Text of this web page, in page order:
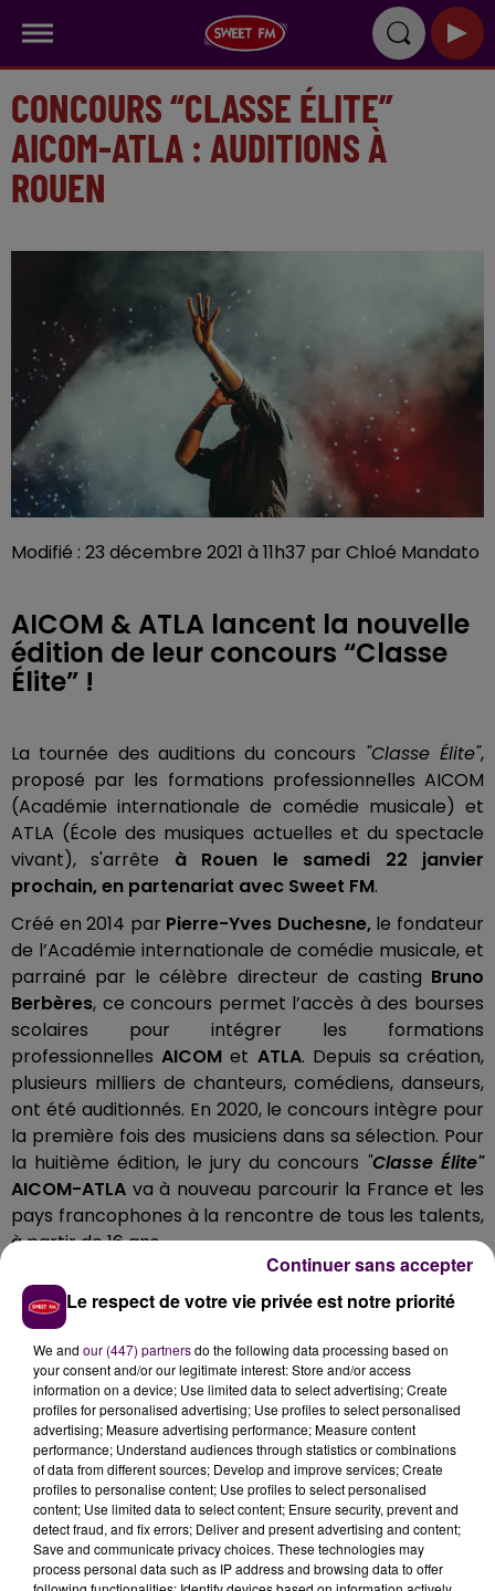
CONCOURS “CLASSE ÉLITE”
AICOM-ATLA : AUDITIONS À
ROUEN
Modifié : 23 décembre 2021 à 11h37 par Chloé Mandato
AICOM & ATLA lancent la nouvelle
édition de leur concours “Classe
Élite” !
La tournée des auditions du concours "Classe Élite",
proposé par les formations professionnelles AICOM
(Académie internationale de comédie musicale) et
ATLA (École des musiques actuelles et du spectacle
vivant), s'arrête à Rouen le samedi 22 janvier
prochain, en partenariat avec Sweet FM.
Créé en 2014 par Pierre-Yves Duchesne, le fondateur
de l’Académie internationale de comédie musicale, et
parrainé par le célèbre directeur de casting Bruno
Berbères, ce concours permet l’accès à des bourses
scolaires pour intégrer les formations
professionnellesAICOMet ATLA. Depuis sa création,
plusieurs milliers de chanteurs, comédiens, danseurs,
ont été auditionnés. En 2020, le concours intègre pour
la première fois des musiciens dans sa sélection. Pour
la huitième édition, le jury du concours "Classe Élite"
AICOM-ATLA va à nouveau parcourir la France et les
pays francophones à la rencontre de tous les talents,
à partir de 16 ans.
Vous êtes chanteur, danseur, comédien ou encore
musicien ? Vous êtes talentueux et passionné ? Vous
êtes travailleur, rigoureux, discipliné et persévérant ?
Vous rêvez d'intégrer une formation artistique
d'excellence ? Aucun doute,ces auditions sont faites
pour vous !
Inscrivez-vous via le site internet de l'AICOM,
cliquez ici !
Inscrivez-vous sur le site web de l'ATLA,
Le respect de votre vie privée est notre priorité
We and our (447) partnersdo the following data processing based on
your consent and/or our legitimate interest: Store and/or access
information on a device; Use limited data to select advertising; Create
profiles for personalised advertising; Use profiles to select personalised
advertising; Measure advertising performance; Measure content
performance; Understand audiences through statistics or combinations
of data from different sources; Develop and improve services; Create
profiles to personalise content; Use profiles to select personalised
content; Use limited data to select content; Ensure security, prevent and
detect fraud, and fix errors; Deliver and present advertising and content;
Save and communicate privacy choices. These technologies may
process personal data such as IP address and browsing data to offer
Continuer sans accepter